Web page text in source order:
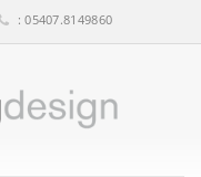
: 05407.8149860